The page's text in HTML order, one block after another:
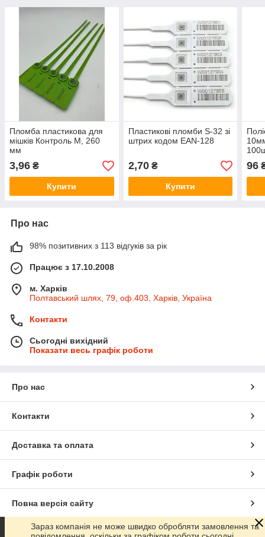
Пломба пластикова для
мішків Контроль М, 260
мм
3,96 ₴
Купити
Пластикові пломби S-32 зі
штрих кодом EAN-128
2,70₴
Купити
96
Про нас
98% позитивних з 113 відгуків за рік
Працює з 17.10.2008
м. Харків
Полтавський шлях, 79, оф.403, Харків, Україна
Контакти
Сьогодні вихідний
Показати весь графік роботи
Про нас
Контакти
Доставка та оплата
Графік роботи
Повна версія сайту
Сайт створено на маркетплейсіProm.ua
Зараз компанія не може швидко обробляти замовлення та